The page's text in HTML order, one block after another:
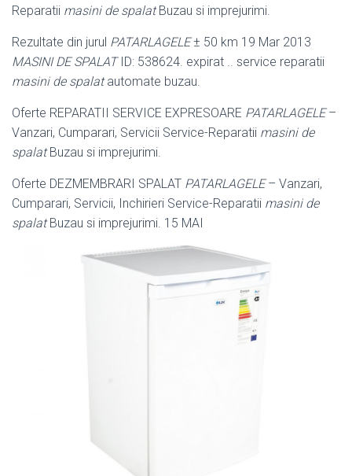
Reparatii masini de spalatBuzau si imprejurimi.
Rezultate din jurul PATARLAGELE± 50 km 19 Mar 2013
MASINI DE SPALATID: 538624. expirat .. service reparatii
masini de spalatautomate buzau.
Oferte REPARATII SERVICE EXPRESOARE PATARLAGELE–
Vanzari, Cumparari, Servicii Service-Reparatii masini de
spalatBuzau si imprejurimi.
Oferte DEZMEMBRARI SPALAT PATARLAGELE– Vanzari,
Cumparari, Servicii, Inchirieri Service-Reparatii masini de
spalatBuzau si imprejurimi. 15 MAI